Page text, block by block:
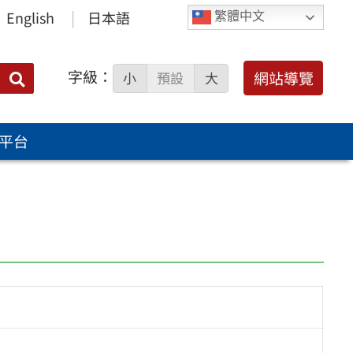
繁體中文
English 日本語
搜
尋：
字級： 小 預設 大 網站導覽
台